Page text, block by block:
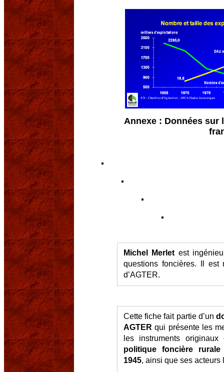
Annexe : Données sur
Michel Merlet est
questions foncières. Il est
d’AGTER.
Cette fiche fait partie d’un
AGTER qui présente les
les instruments
politique foncière rurale
1945, ainsi que ses